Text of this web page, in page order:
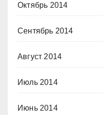
Октябрь 2014
Сентябрь 2014
Август 2014
Июль 2014
Июнь 2014